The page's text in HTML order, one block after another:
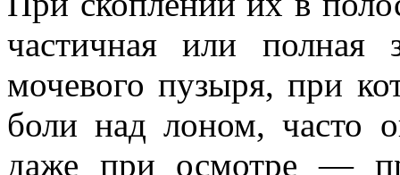
частичная или
мочевого пузыря, при
боли над лоном, часто
даже при осмотре —